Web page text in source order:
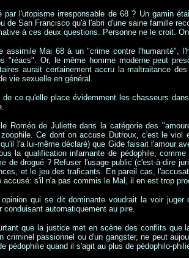
par l'utopisme irresponsable de 68 ? Un gamin
de San Francisco qu'à l'abri d'une saine famille
à ces deux questions. Personne ne le croit.
assimile Mai 68 à un "crime contre l'humanité",
"réacs". Or, le même homme moderne peut
aurait certainement accru la maltraitance
vie sexuelle en général.
ce qu'elle place évidemment les chasseurs
Roméo de Juliette dans la catégorie des
Ce dont on accuse Dutroux, c'est le
l'a lui-même déclaré) que Gide faisait l'amour
la qualification infamante de pédophile,
de drogué ? Refuser l'usage public (c'est-à-dire
et le jeu des traficants. En pareil cas,
accusé: s'il n'a pas commis le Mal, il en est trop
qui se dit dominante voudrait la voir
automatiquement au pire.
que la justice met en scène des conflits que
criminel passionnel ou d'un gangster, ne peut
pédophilie quand il s'agit au plus de pédophilo-